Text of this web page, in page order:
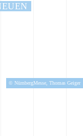
© NürnbergMesse, Thomas Geiger